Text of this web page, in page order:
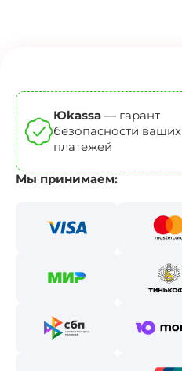
Юkassa — гарант
безопасности ваших
платежей
Мы принимаем: